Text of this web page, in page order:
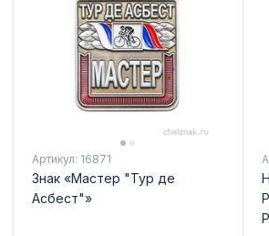
Артикул: 16871
Знак «Мастер "Тур де
Асбест"»